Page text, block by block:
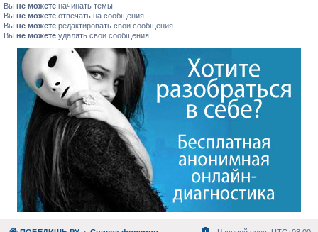
Вы не можете начинать темы
Вы не можете отвечать на сообщения
Вы не можете редактировать свои сообщения
Вы не можете удалять свои сообщения